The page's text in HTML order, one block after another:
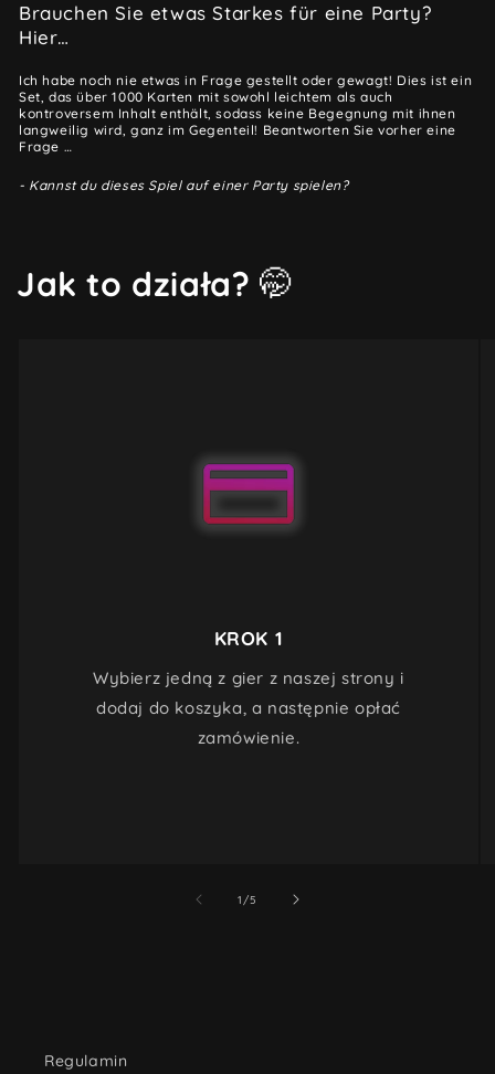
Brauchen Sie etwas Starkes für eine Party?
Hier…
Ich habe noch nie etwas in Frage gestellt oder gewagt! Dies ist ein
Set, das über 1000 Karten mit sowohl leichtem als auch
kontroversem Inhalt enthält, sodass keine Begegnung mit ihnen
langweilig wird, ganz im Gegenteil! Beantworten Sie vorher eine
Frage …
- Kannst du dieses Spiel auf einer Party spielen?
Jak to działa? 🤭
KROK 1
Wybierz jedną z gier z naszej strony i
dodaj do koszyka, a następnie opłać
zamówienie.
1/z5
Regulamin